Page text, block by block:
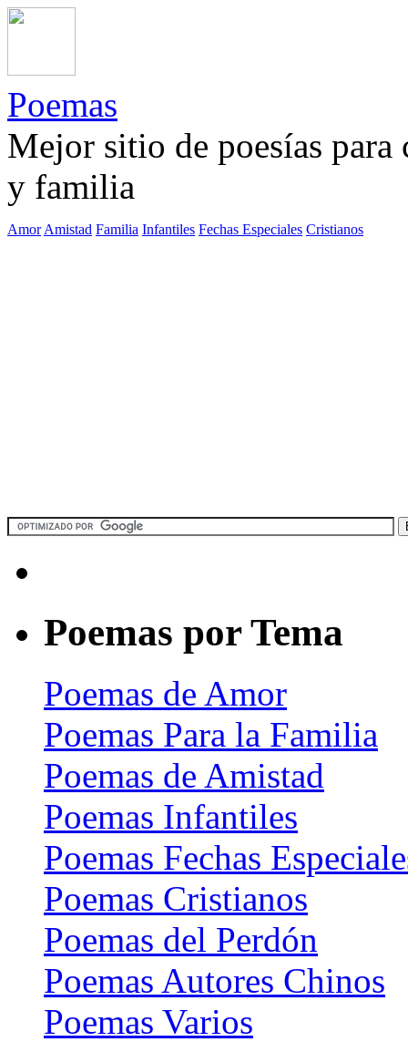
Poemas
Mejor sitio de poesías
y familia
Amor Amistad Familia Infantiles Fechas Especiales Cristianos
Poemas por Tema
Poemas de Amor
Poemas Para la Familia
Poemas de Amistad
Poemas Infantiles
Poemas Fechas
Poemas Cristianos
Poemas del Perdón
Poemas Autores Chinos
Poemas Varios